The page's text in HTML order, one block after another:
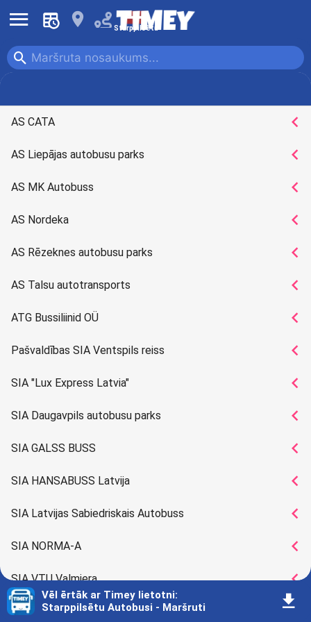
󰍜 󰍎 Starppilsētu
󰍉
AS CATA 󰅁
AS Liepājas autobusu parks 󰅁
AS MK Autobuss 󰅁
AS Nordeka 󰅁
AS Rēzeknes autobusu parks 󰅁
AS Talsu autotransports 󰅁
ATG Bussiliinid OÜ 󰅁
Pašvaldības SIA Ventspils reiss 󰅁
SIA "Lux Express Latvia" 󰅁
SIA Daugavpils autobusu parks 󰅁
SIA GALSS BUSS 󰅁
SIA HANSABUSS Latvija 󰅁
SIA Latvijas Sabiedriskais Autobuss 󰅁
SIA NORMA-A 󰅁
SIA VTU Valmiera 󰅁
Vēl ērtāk ar Timey lietotni:
Starppilsētu Autobusi - Maršruti
󰇚